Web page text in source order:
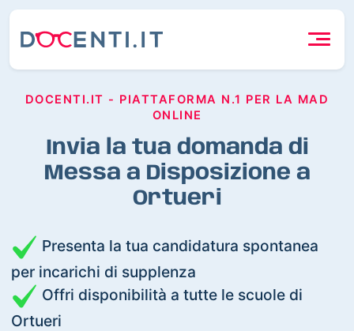
DOCENTI.IT - PIATTAFORMA N.1 PER LA MAD
ONLINE
Invia la tua domanda di
Messa a Disposizione a
Ortueri
Presenta la tua candidatura spontanea
per incarichi di supplenza
Offri disponibilità a tutte le scuole di
Ortueri